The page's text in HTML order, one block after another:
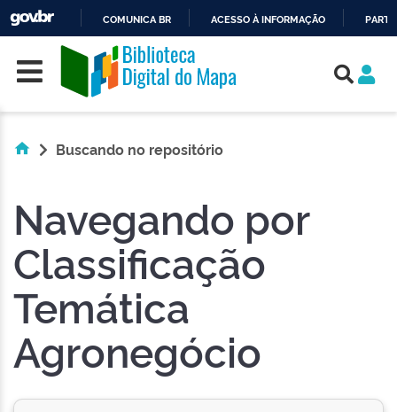
O
CONTEÚDO
COMUNICA BR ACESSO À INFORMAÇÃO
Skip navigation
Buscando no repositório
Navegando por
Classificação
Temática
Agronegócio